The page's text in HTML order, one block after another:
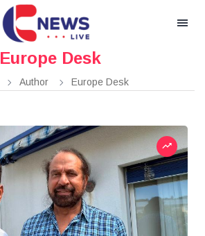
Europe Desk
Author Europe Desk